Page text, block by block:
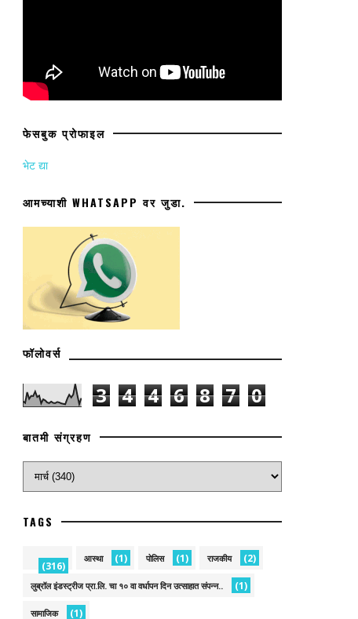
फेसबुक प्रोफाइल
भेट द्या
आमच्याशी WHATSAPP वर जुडा.
फॉलोवर्स
3 4 4 6 8 7 0
बातमी संग्रहण
TAGS
(316)
आस्था (1) पोलिस (1) राजकीय (2)
लुब्रॉल इंडस्ट्रीज प्रा.लि. चा १० वा वर्धापन दिन उत्साहात संपन्न.. (1)
सामाजिक (1)